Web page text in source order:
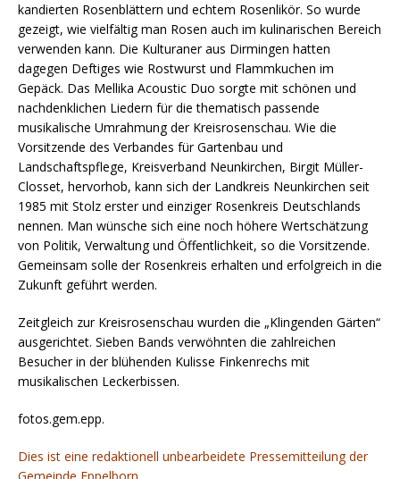
kandierten Rosenblättern und echtem Rosenlikör. So wurde
gezeigt, wie vielfältig man Rosen auch im kulinarischen Bereich
verwenden kann. Die Kulturaner aus Dirmingen hatten
dagegen Deftiges wie Rostwurst und Flammkuchen im
Gepäck. Das Mellika Acoustic Duo sorgte mit schönen und
nachdenklichen Liedern für die thematisch passende
musikalische Umrahmung der Kreisrosenschau. Wie die
Vorsitzende des Verbandes für Gartenbau und
Landschaftspflege, Kreisverband Neunkirchen, Birgit Müller-
Closset, hervorhob, kann sich der Landkreis Neunkirchen seit
1985 mit Stolz erster und einziger Rosenkreis Deutschlands
nennen. Man wünsche sich eine noch höhere Wertschätzung
von Politik, Verwaltung und Öffentlichkeit, so die Vorsitzende.
Gemeinsam solle der Rosenkreis erhalten und erfolgreich in die
Zukunft geführt werden.
Zeitgleich zur Kreisrosenschau wurden die „Klingenden Gärten“
ausgerichtet. Sieben Bands verwöhnten die zahlreichen
Besucher in der blühenden Kulisse Finkenrechs mit
musikalischen Leckerbissen.
fotos.gem.epp.
Dies ist eine redaktionell unbearbeidete Pressemitteilung der